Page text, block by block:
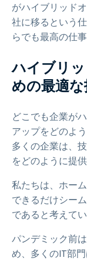
がハイブリッド
社に移るという
らでも最高の仕
ハイブリ
めの最適
どこでも企業が
アップをどのよ
多くの企業は、
をどのように提
私たちは、ホー
できるだけシー
であると考えてい
パンデミック前
め、多くのIT部